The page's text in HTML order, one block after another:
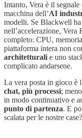
Intanto, Vera è il
macchina dell’AI
modelli. Se Blackwell
nell’accelerazione, Vera
completo: CPU,
piattaforma intera non
architetturali e uno
complicato andarsene.
La vera posta in gioco è
chat, più processi;
in modo continuativo e
punto di partenza. E
scalata per le nostre case?